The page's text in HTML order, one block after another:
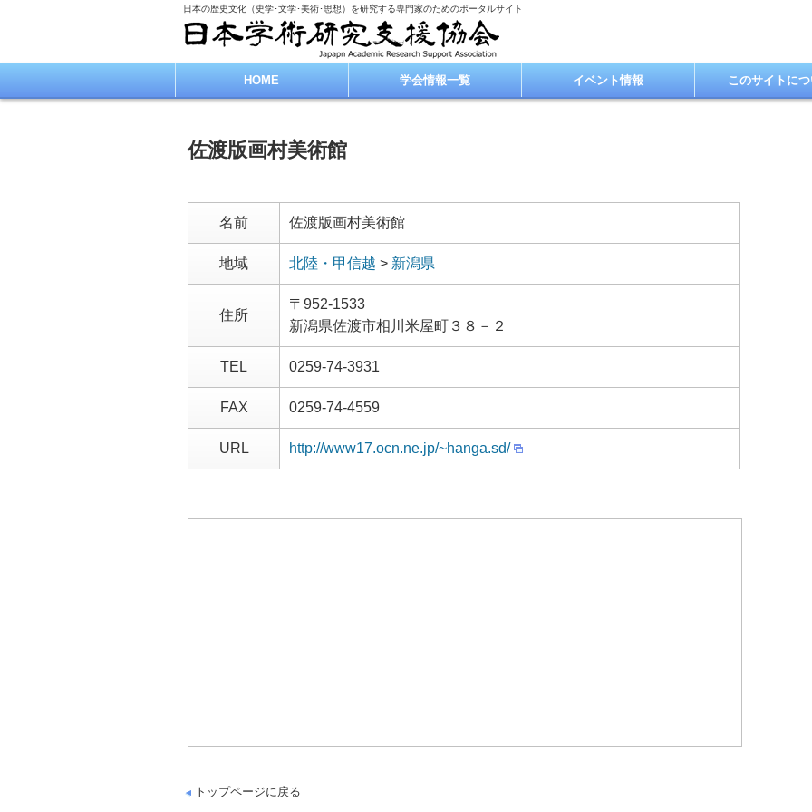
日本の歴史文化（史学･文学･美術･思想）を研究する専門家のためのポータルサイト
HOME 学会情報一覧 イベント情報 このサイトに
佐渡版画村美術館
名前 佐渡版画村美術館
地域 北陸・甲信越 > 新潟県
住所
〒952-1533
新潟県佐渡市相川米屋町３８－２
TEL 0259-74-3931
FAX 0259-74-4559
URL http://www17.ocn.ne.jp/~hanga.sd/
トップページに戻る